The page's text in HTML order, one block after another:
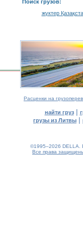
Поиск грузов:
жүктер
Расценки на
найти груз|
грузы из Литвы |
©1995–2026 DELLA.
Все права